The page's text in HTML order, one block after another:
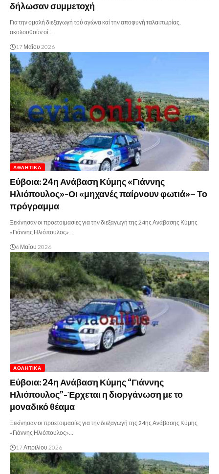
δήλωσαν συμμετοχή
Για την ομαλή διεξαγωγή τού αγώνα καί την αποφυγή ταλαιπωρίας,
ακολουθούν οί…
17 Μαΐου 2026
ΑΘΛΗΤΙΚΆ
Εύβοια: 24η Ανάβαση Κύμης «Γιάννης
Ηλιόπουλος»-Οι «μηχανές παίρνουν φωτιά»– Το
πρόγραμμα
Ξεκίνησαν οι προετοιμασίες για την διεξαγωγή της 24ης Ανάβασης Κύμης
«Γιάννης Ηλιόπουλος»…
6 Μαΐου 2026
ΑΘΛΗΤΙΚΆ
Εύβοια: 24η Ανάβαση Κύμης “Γιάννης
Ηλιόπουλος”-Έρχεται η διοργάνωση με το
μοναδικό θέαμα
Ξεκίνησαν οι προετοιμασίες για την διεξαγωγή της 24ης Ανάβασης Κύμης
«Γιάννης Ηλιόπουλος»…
17 Απριλίου 2026